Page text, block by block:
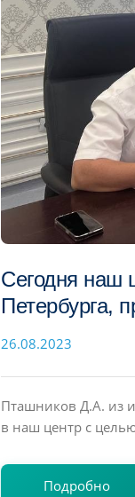
Сегодня наш
Петербурга,
26.08.2023
Пташников Д.А. из
в наш центр с
Подробно